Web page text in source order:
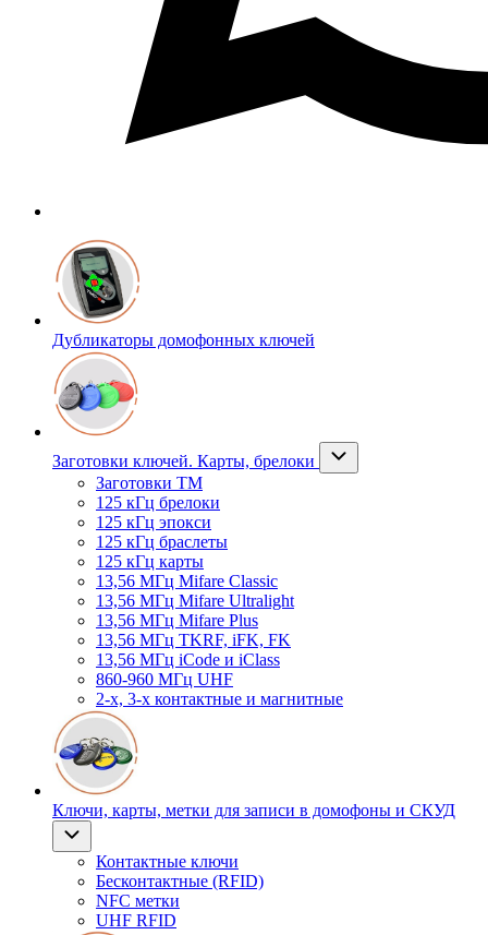
Дубликаторы домофонных ключей
Заготовки ключей. Карты, брелоки
Заготовки ТМ
125 кГц брелоки
125 кГц эпокси
125 кГц браслеты
125 кГц карты
13,56 МГц Mifare Classic
13,56 МГц Mifare Ultralight
13,56 МГц Mifare Plus
13,56 МГц TKRF, iFK, FK
13,56 МГц iCode и iClass
860-960 МГц UHF
2-х, 3-х контактные и магнитные
Ключи, карты, метки для записи в домофоны и СКУД
Контактные ключи
Бесконтактные (RFID)
NFC метки
UHF RFID